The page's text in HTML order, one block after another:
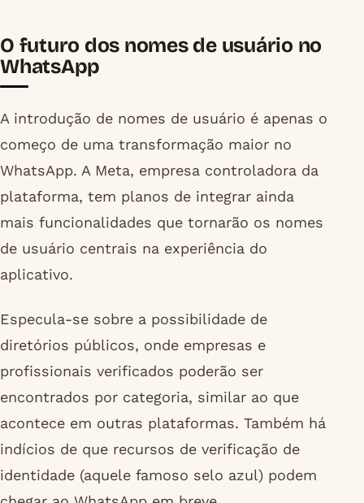
O futuro dos nomes de usuário no
WhatsApp
A introdução de nomes de usuário é apenas o
começo de uma transformação maior no
WhatsApp. A Meta, empresa controladora da
plataforma, tem planos de integrar ainda
mais funcionalidades que tornarão os nomes
de usuário centrais na experiência do
aplicativo.
Especula-se sobre a possibilidade de
diretórios públicos, onde empresas e
profissionais verificados poderão ser
encontrados por categoria, similar ao que
acontece em outras plataformas. Também há
indícios de que recursos de verificação de
identidade (aquele famoso selo azul) podem